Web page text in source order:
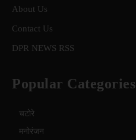
About Us
Contact Us
DPR NEWS RSS
Popular Categories
चटोरे
मनोरंजन